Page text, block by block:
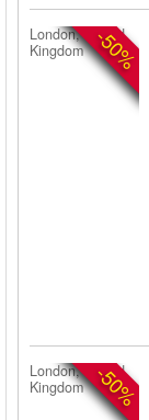
-50%
London, United
Kingdom
-50%
London, United
Kingdom